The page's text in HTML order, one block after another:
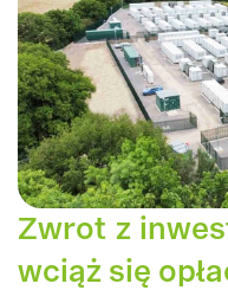
Zwrot z
wciąż się